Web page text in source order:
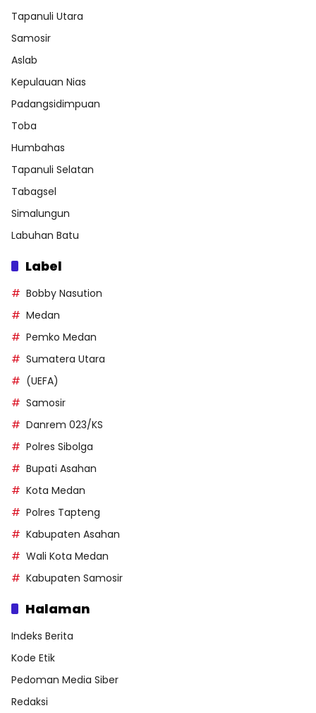
Tapanuli Utara
Samosir
Aslab
Kepulauan Nias
Padangsidimpuan
Toba
Humbahas
Tapanuli Selatan
Tabagsel
Simalungun
Labuhan Batu
Label
Bobby Nasution
Medan
Pemko Medan
Sumatera Utara
(UEFA)
Samosir
Danrem 023/KS
Polres Sibolga
Bupati Asahan
Kota Medan
Polres Tapteng
Kabupaten Asahan
Wali Kota Medan
Kabupaten Samosir
Halaman
Indeks Berita
Kode Etik
Pedoman Media Siber
Redaksi